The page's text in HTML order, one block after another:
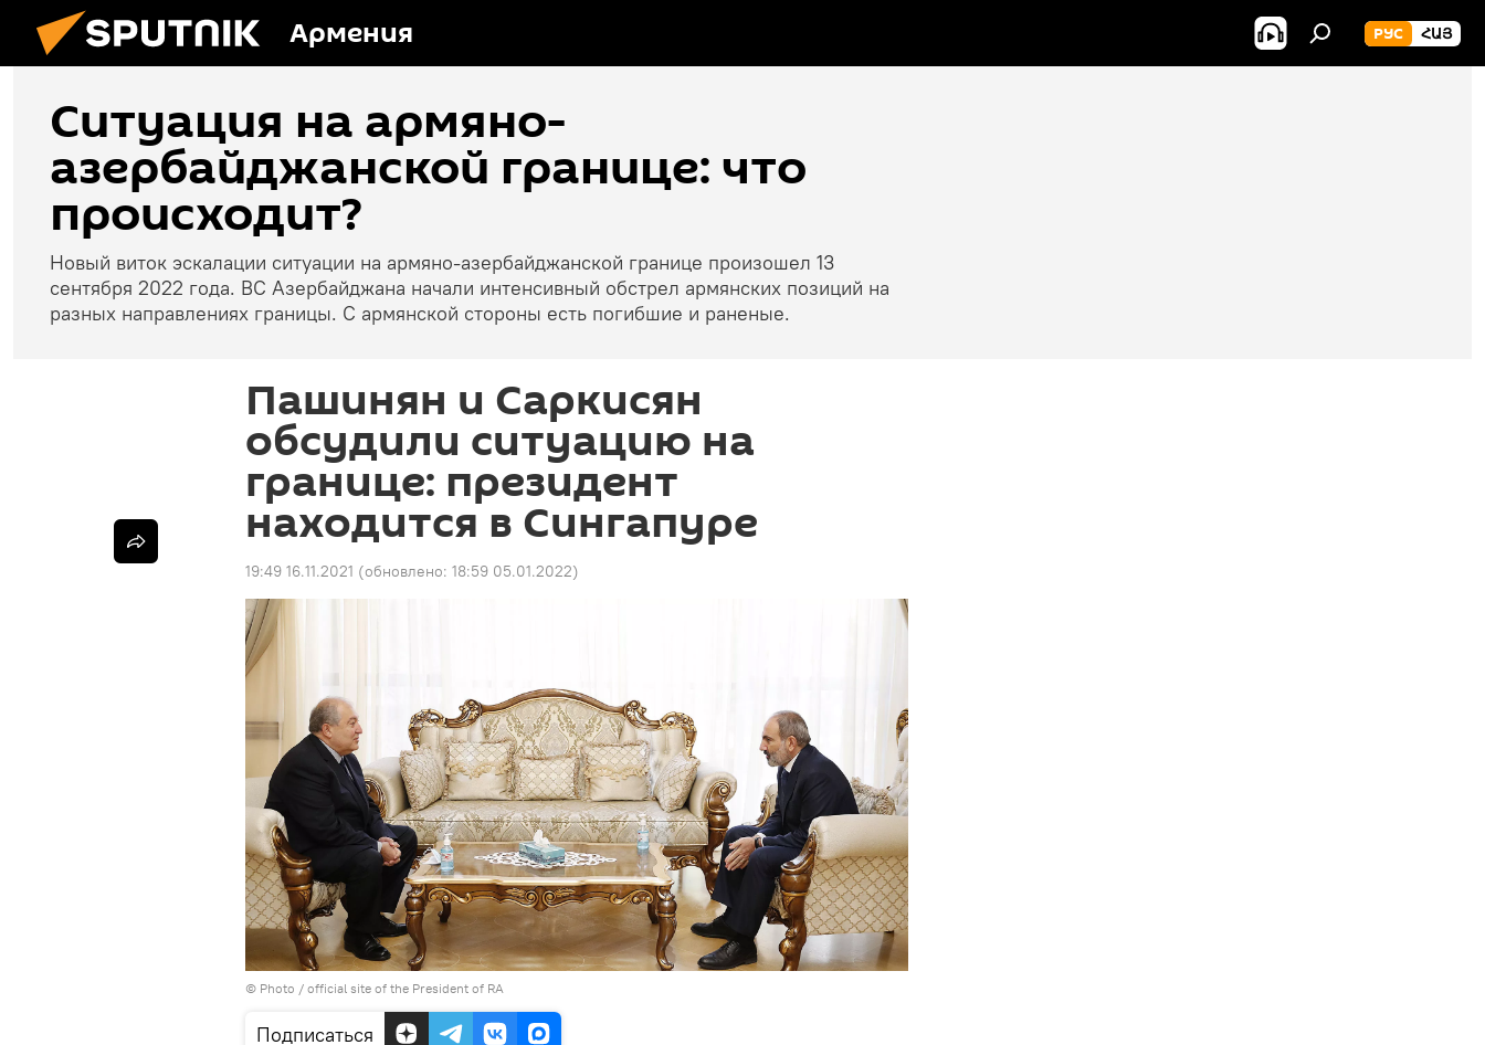
Армения РУС ՀԱՅ
Ситуация на армяно-
азербайджанской границе: что
происходит?
Новый виток эскалации ситуации на армяно-азербайджанской границе произошел 13
сентября 2022 года. ВС Азербайджана начали интенсивный обстрел армянских позиций на
разных направлениях границы. С армянской стороны есть погибшие и раненые.
Пашинян и Саркисян
обсудили ситуацию на
границе: президент
находится в Сингапуре
19:49 16.11.2021 (обновлено: 18:59 05.01.2022)
© Photo / official site of the President of RA
Подписаться